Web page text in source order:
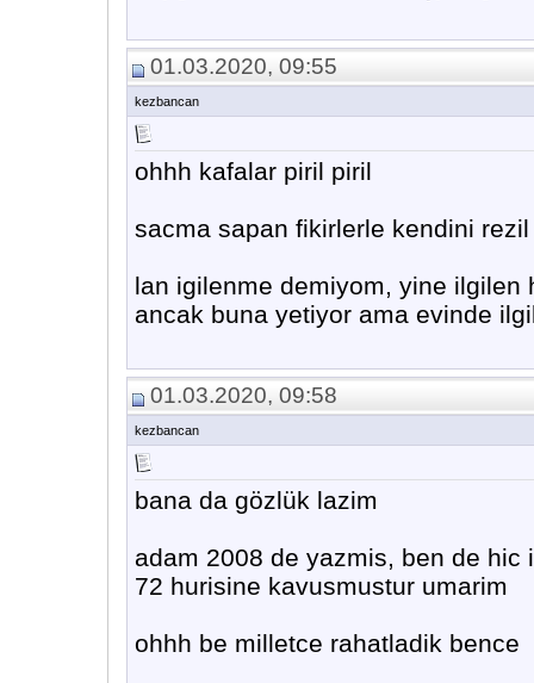
01.03.2020, 09:55
kezbancan
ohhh kafalar piril piril
sacma sapan fikirlerle kendini
lan igilenme demiyom, yine
ancak buna yetiyor ama evinde
01.03.2020, 09:58
kezbancan
bana da gözlük lazim
adam 2008 de yazmis, ben de
72 hurisine kavusmustur umarim
ohhh be milletce rahatladik bence